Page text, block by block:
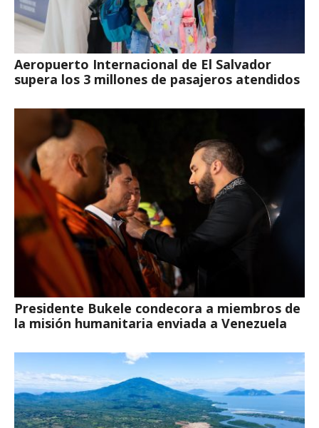
Aeropuerto Internacional de El Salvador
supera los 3 millones de pasajeros atendidos
Presidente Bukele condecora a miembros de
la misión humanitaria enviada a Venezuela